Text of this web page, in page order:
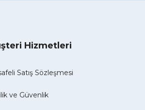
Hizmetleri
Satış Sözleşmesi
ve Güvenlik